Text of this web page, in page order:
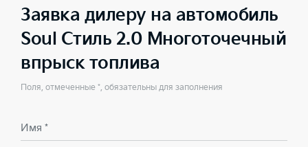
Заявка дилеру на автомобиль
Soul Стиль 2.0 Многоточечный
впрыск топлива
Поля, отмеченные *, обязательны для заполнения
Имя *